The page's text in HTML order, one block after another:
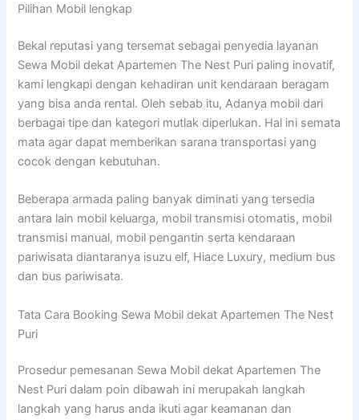
Pilihan Mobil lengkap
Bekal reputasi yang tersemat sebagai penyedia layanan
Sewa Mobil dekat Apartemen The Nest Puri paling inovatif,
kami lengkapi dengan kehadiran unit kendaraan beragam
yang bisa anda rental. Oleh sebab itu, Adanya mobil dari
berbagai tipe dan kategori mutlak diperlukan. Hal ini semata
mata agar dapat memberikan sarana transportasi yang
cocok dengan kebutuhan.
Beberapa armada paling banyak diminati yang tersedia
antara lain mobil keluarga, mobil transmisi otomatis, mobil
transmisi manual, mobil pengantin serta kendaraan
pariwisata diantaranya isuzu elf, Hiace Luxury, medium bus
dan bus pariwisata.
Tata Cara Booking Sewa Mobil dekat Apartemen The Nest
Puri
Prosedur pemesanan Sewa Mobil dekat Apartemen The
Nest Puri dalam poin dibawah ini merupakah langkah
langkah yang harus anda ikuti agar keamanan dan